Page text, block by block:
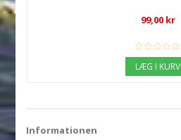
99,00 kr
LÆG I KURV
Informationen